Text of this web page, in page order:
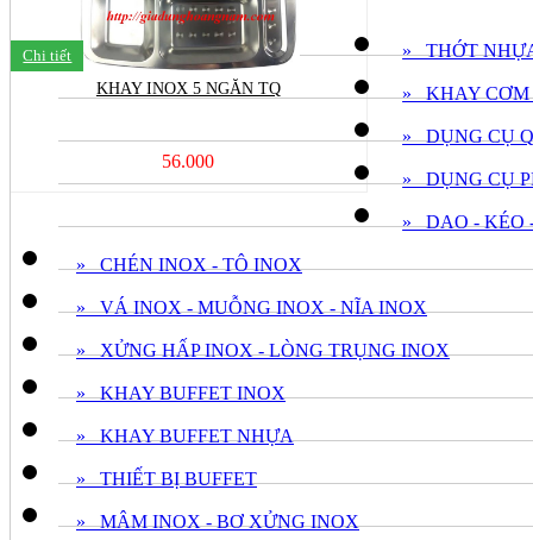
Chi tiết
KHAY INOX 5 NGĂN TQ
56.000
» THỚT
» KHAY CƠM
» DỤNG CỤ
» DỤNG CỤ
» DAO - KÉO
» CHÉN INOX - TÔ INOX
» VÁ INOX - MUỖNG INOX - NĨA INOX
» XỬNG HẤP INOX - LÒNG TRỤNG INOX
» KHAY BUFFET INOX
» KHAY BUFFET NHỰA
» THIẾT BỊ BUFFET
» MÂM INOX - BƠ XỬNG INOX